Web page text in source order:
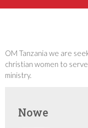
OM Tanzania we are
christian women to
ministry.
Nowe